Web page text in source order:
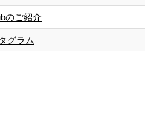
のご紹介
グラム